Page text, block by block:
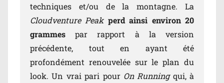
techniques et/ou de la montagne. La
Cloudventure Peak perd ainsi environ 20
grammes par rapport à la version
précédente, tout en ayant été
profondément renouvelée sur le plan du
look. Un vrai pari pour On Running qui, à